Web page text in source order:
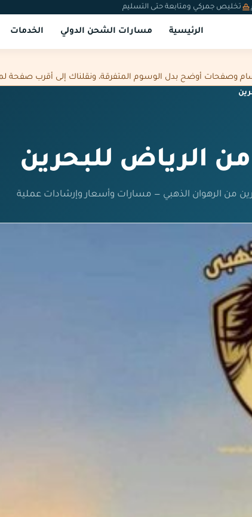
تخليص جمركي ومتابعة حتى التسليم
الرئيسية مسارات الشحن الدولي الخدمات
وصفحات أوضح بدل الوسوم المتفرقة، ونقلناك إلى أقرب صفحة
للبحرين
الرهوان الذهبي — مسارات وأسعار وإرشادات عملية